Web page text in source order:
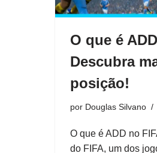
O que é
Descubra
posição!
por Douglas Silvano
O que é ADD no
do FIFA, um dos